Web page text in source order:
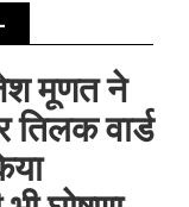
मूणत ने
तिलक वार्ड